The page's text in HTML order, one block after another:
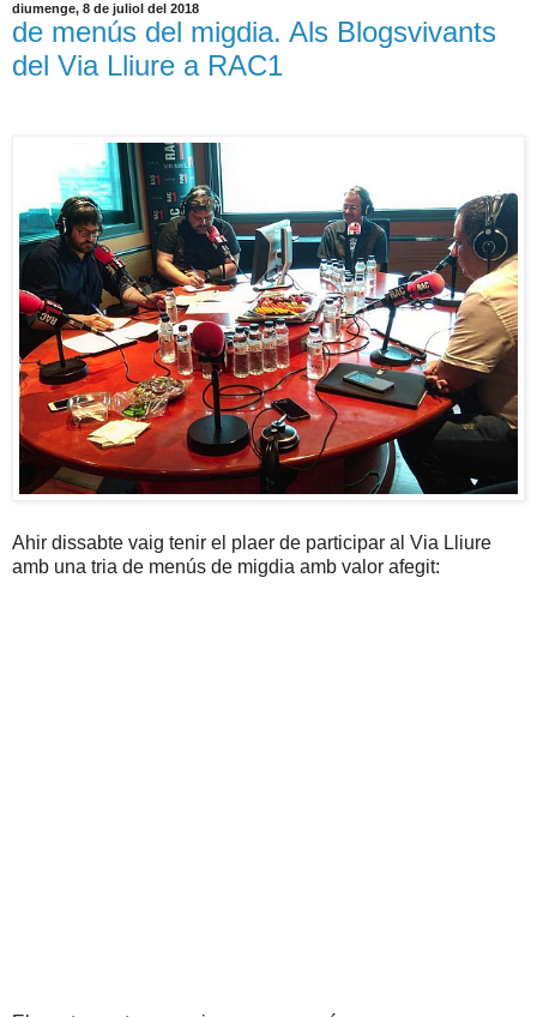
diumenge, 8 de juliol del 2018
de menús del migdia. Als Blogsvivants
del Via Lliure a RAC1
Ahir dissabte vaig tenir el plaer de participar al Via Lliure
amb una tria de menús de migdia amb valor afegit: